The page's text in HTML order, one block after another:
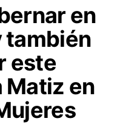
en
también
este
Matiz en